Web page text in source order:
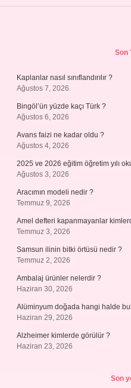
Son
Kaplanlar nasıl sınıflandırılır ?
Ağustos 7, 2026
Bingöl’ün yüzde kaçı Türk ?
Ağustos 6, 2026
Avans faizi ne kadar oldu ?
Ağustos 4, 2026
2025 ve 2026 eğitim öğretim yılı
Ağustos 3, 2026
Aracımın modeli nedir ?
Temmuz 9, 2026
Amel defteri kapanmayanlar
Temmuz 3, 2026
Samsun ilinin bitki örtüsü nedir ?
Temmuz 2, 2026
Ambalaj ürünler nelerdir ?
Haziran 30, 2026
Alüminyum doğada hangi halde
Haziran 29, 2026
Alzheimer kimlerde görülür ?
Haziran 23, 2026
Son